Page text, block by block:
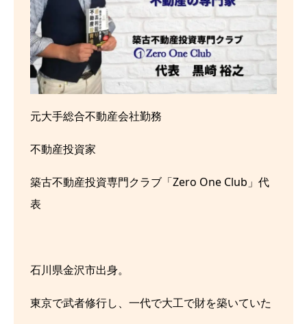
元大手総合不動産会社勤務
不動産投資家
築古不動産投資専門クラブ「Zero One Club」代
表
石川県金沢市出身。
東京で武者修行し、一代で大工で財を築いていた